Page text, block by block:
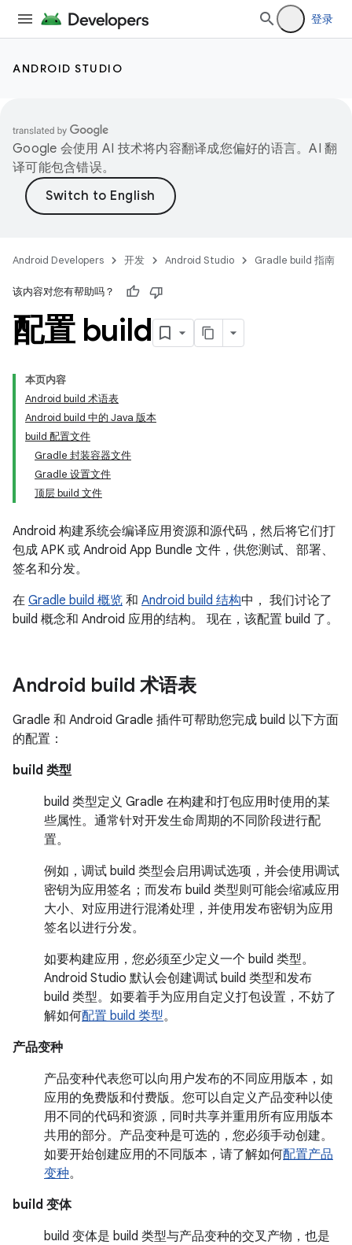
登录
ANDROID STUDIO
Google 会使用 AI 技术将内容翻译成您偏好的语言。AI 翻
译可能包含错误。
Android Developers 开发 Android Studio Gradle build 指南
该内容对您有帮助吗？
配置 build
本页内容
Android build 术语表
Android build 中的 Java 版本
build 配置文件
Gradle 封装容器文件
Gradle 设置文件
顶层 build 文件
Android 构建系统会编译应用资源和源代码，然后将它们打
包成 APK 或 Android App Bundle 文件，供您测试、部署、
签名和分发。
在 Gradle build 概览 和 Android build 结构中， 我们讨论了
build 概念和 Android 应用的结构。 现在，该配置 build 了。
Android build 术语表
Gradle 和 Android Gradle 插件可帮助您完成 build 以下方面
的配置：
build 类型
build 类型定义 Gradle 在构建和打包应用时使用的某
些属性。通常针对开发生命周期的不同阶段进行配
置。
例如，调试 build 类型会启用调试选项，并会使用调试
密钥为应用签名；而发布 build 类型则可能会缩减应用
大小、对应用进行混淆处理，并使用发布密钥为应用
签名以进行分发。
如要构建应用，您必须至少定义一个 build 类型。
Android Studio 默认会创建调试 build 类型和发布
build 类型。如要着手为应用自定义打包设置，不妨了
解如何配置 build 类型。
产品变种
产品变种代表您可以向用户发布的不同应用版本，如
应用的免费版和付费版。您可以自定义产品变种以使
用不同的代码和资源，同时共享并重用所有应用版本
共用的部分。产品变种是可选的，您必须手动创建。
如要开始创建应用的不同版本，请了解如何配置产品
变种。
build 变体
build 变体是 build 类型与产品变种的交叉产物，也是